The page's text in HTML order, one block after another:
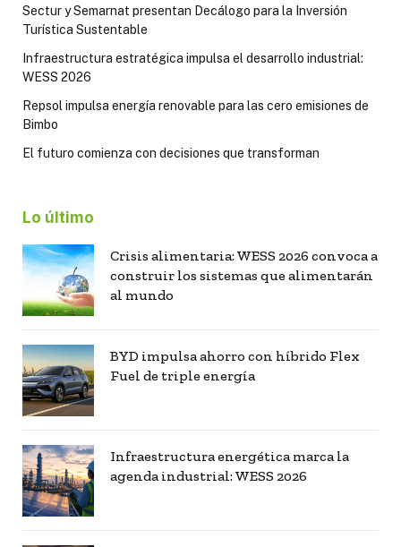
Sectur y Semarnat presentan Decálogo para la Inversión
Turística Sustentable
Infraestructura estratégica impulsa el desarrollo industrial:
WESS 2026
Repsol impulsa energía renovable para las cero emisiones de
Bimbo
El futuro comienza con decisiones que transforman
Lo último
Crisis alimentaria: WESS 2026 convoca a
construir los sistemas que alimentarán
al mundo
BYD impulsa ahorro con híbrido Flex
Fuel de triple energía
Infraestructura energética marca la
agenda industrial: WESS 2026